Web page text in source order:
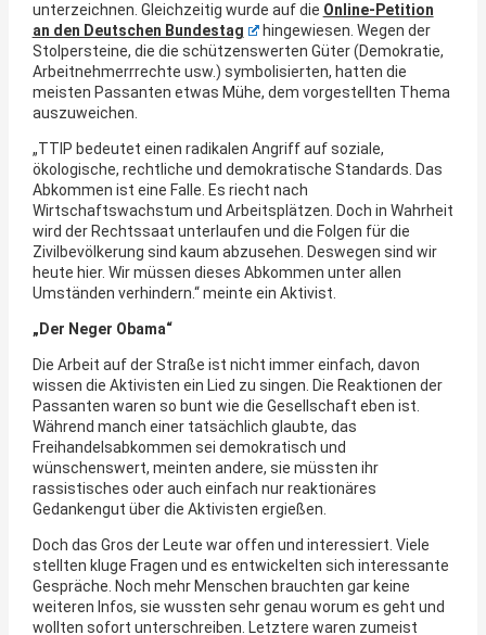
unterzeichnen. Gleichzeitig wurde auf die Online-Petition
an den Deutschen Bundestag
hingewiesen. Wegen der
Stolpersteine, die die schützenswerten Güter (Demokratie,
Arbeitnehmerrrechte usw.) symbolisierten, hatten die
meisten Passanten etwas Mühe, dem vorgestellten Thema
auszuweichen.
„TTIP bedeutet einen radikalen Angriff auf soziale,
ökologische, rechtliche und demokratische Standards. Das
Abkommen ist eine Falle. Es riecht nach
Wirtschaftswachstum und Arbeitsplätzen. Doch in Wahrheit
wird der Rechtssaat unterlaufen und die Folgen für die
Zivilbevölkerung sind kaum abzusehen. Deswegen sind wir
heute hier. Wir müssen dieses Abkommen unter allen
Umständen verhindern.“ meinte ein Aktivist.
„Der Neger Obama“
Die Arbeit auf der Straße ist nicht immer einfach, davon
wissen die Aktivisten ein Lied zu singen. Die Reaktionen der
Passanten waren so bunt wie die Gesellschaft eben ist.
Während manch einer tatsächlich glaubte, das
Freihandelsabkommen sei demokratisch und
wünschenswert, meinten andere, sie müssten ihr
rassistisches oder auch einfach nur reaktionäres
Gedankengut über die Aktivisten ergießen.
Doch das Gros der Leute war offen und interessiert. Viele
stellten kluge Fragen und es entwickelten sich interessante
Gespräche. Noch mehr Menschen brauchten gar keine
weiteren Infos, sie wussten sehr genau worum es geht und
wollten sofort unterschreiben. Letztere waren zumeist